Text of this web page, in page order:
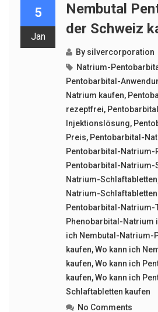
5
Jan
Nembutal
der Schweiz
By silvercorporation
Natrium-
Pentobarbital-
Natrium kaufen,
rezeptfrei,
Injektionslösung,
Preis, Pentobarbital-
Pentobarbital-Natrium-
Pentobarbital-Natrium-
Natrium-Schlaftabletten
Natrium-
Pentobarbital-Natrium-
Phenobarbital-Natrium
ich Nembutal-Natrium-
kaufen,Wo kann ich
kaufen,Wo kann ich
kaufen,Wo kann ich
Schlaftabletten kaufen
No Comments